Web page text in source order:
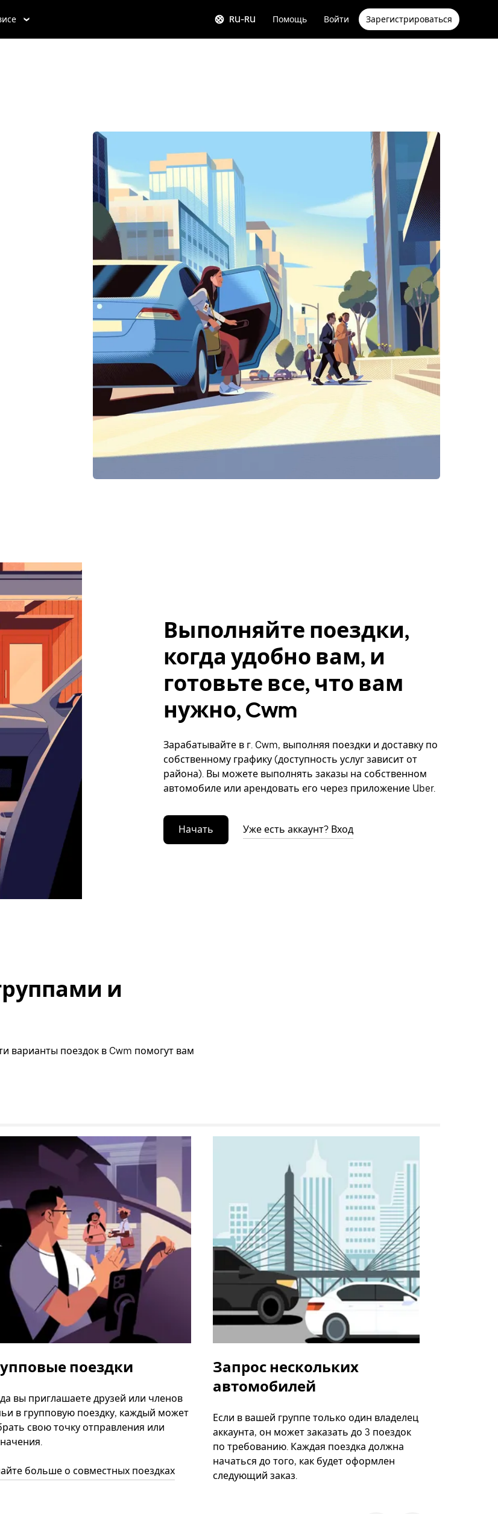
RU-RU Помощь Войти Зарегистрироваться
Выполняйте поездки,
когда удобно вам, и
готовьте все, что вам
нужно, Cwm
Зарабатывайте в г. Cwm, выполняя поездки и доставку по
собственному графику (доступность услуг зависит от
района). Вы можете выполнять заказы на собственном
автомобиле или арендовать его через приложение Uber.
Начать Уже есть аккаунт? Вход
и
варианты поездок в Cwm помогут вам
поездки
вы приглашаете друзей или членов
в групповую поездку, каждый может
свою точку отправления или
больше о совместных поездках
Запрос нескольких
автомобилей
Если в вашей группе только один владелец
аккаунта, он может заказать до 3 поездок
по требованию. Каждая поездка должна
начаться до того, как будет оформлен
следующий заказ.